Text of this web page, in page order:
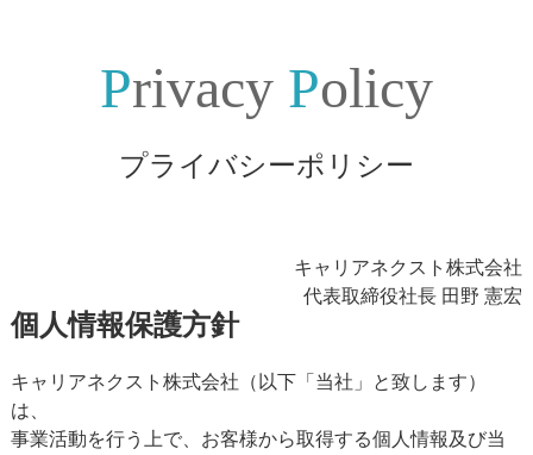
Privacy Policy
プライバシーポリシー
キャリアネクスト株式会社
代表取締役社⻑ 田野 憲宏
個人情報保護方針
キャリアネクスト株式会社（以下「当社」と致します）
は、
事業活動を行う上で、お客様から取得する個人情報及び当